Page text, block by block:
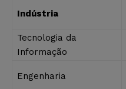
Indústria
Tecnologia da
Informação
Engenharia